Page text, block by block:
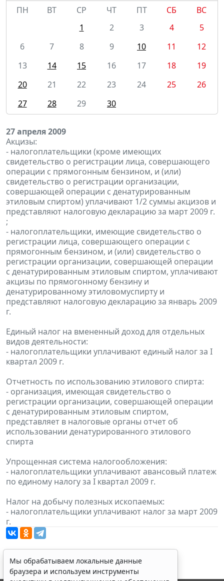
ПН
ВТ СР ЧТ ПТ СБ
ВС
1
2 3 4
5
6
7 8 9 10 11
12
13
14 15 16 17 18
19
20
21 22 23 24 25
26
27
28 29 30
27 апреля 2009
Акцизы:
- налогоплательщики (кроме имеющих
свидетельство о регистрации лица, совершающего
операции с прямогонным бензином, и (или)
свидетельство о регистрации организации,
совершающей операции с денатурированным
этиловым спиртом) уплачивают 1/2 суммы акцизов и
представляют налоговую декларацию за март 2009 г.
;
- налогоплательщики, имеющие свидетельство о
регистрации лица, совершающего операции с
прямогонным бензином, и (или) свидетельство о
регистрации организации, совершающей операции
с денатурированным этиловым спиртом, уплачивают
акцизы по прямогонному бензину и
денатурированному этиловомуспирту и
представляют налоговую декларацию за январь 2009
г.
Единый налог на вмененный доход для отдельных
видов деятельности:
- налогоплательщики уплачивают единый налог за I
квартал 2009 г.
Отчетность по использованию этилового спирта:
- организация, имеющая свидетельство о
регистрации организации, совершающей операции
с денатурированным этиловым спиртом,
представляет в налоговые органы отчет об
использовании денатурированного этилового
спирта
Упрощенная система налогообложения:
- налогоплательщики уплачивают авансовый платеж
по единому налогу за I квартал 2009 г.
Налог на добычу полезных ископаемых:
- налогоплательщики уплачивают налог за март 2009
г.
Мы обрабатываем локальные данные
браузера и используем инструменты